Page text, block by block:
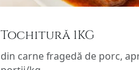
Tochitură 1KG
din carne fragedă de porc,